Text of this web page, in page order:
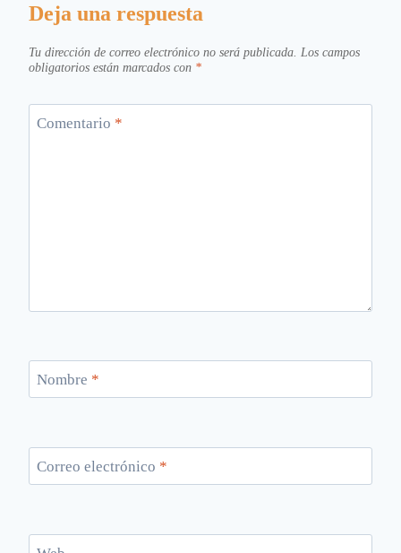
Deja una respuesta
Tu dirección de correo electrónico no será publicada. Los campos
obligatorios están marcados con *
Comentario *
Nombre *
Correo electrónico *